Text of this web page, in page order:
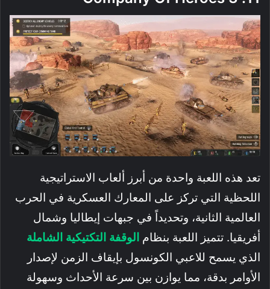
تعد هذه اللعبة واحدة من أبرز ألعاب الاستراتيجية
اللحظية التي تركز على المعارك العسكرية في الحرب
العالمية الثانية، وتحديداً في جبهات إيطاليا وشمال
أفريقيا. تتميز اللعبة بنظام الوقفة التكتيكية الشاملة
الذي يسمح للاعبي الكونسول بإيقاف الزمن لإصدار
الأوامر بدقة، مما يوازن بين سرعة الأحداث وسهولة